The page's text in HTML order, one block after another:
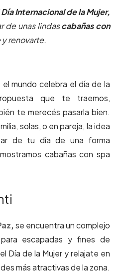
Día Internacional de la Mujer,
de unas lindascabañas con
renovarte.
mundo celebra el día de la
que te traemos,
te merecés pasarla bien.
solas, o en pareja, la idea
de tu día de una forma
cabañas con spa
,se encuentra un complejo
escapadas y fines de
Día de la Mujer y relajate en
más atractivas de la zona.